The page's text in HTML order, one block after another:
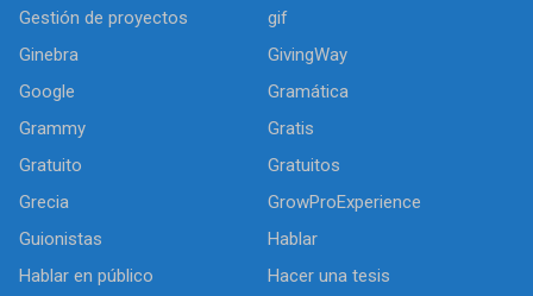
Gestión de proyectos
gif
Ginebra
GivingWay
Google
Gramática
Grammy
Gratis
Gratuito
Gratuitos
Grecia
GrowProExperience
Guionistas
Hablar
Hablar en público
Hacer una tesis